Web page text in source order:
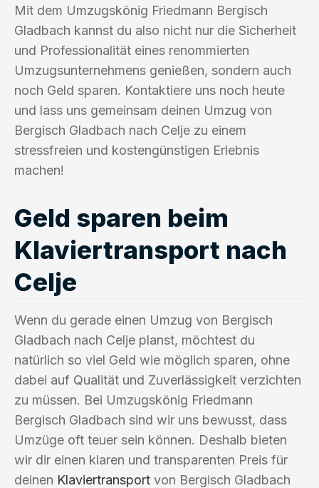
Mit dem Umzugskönig Friedmann Bergisch
Gladbach kannst du also nicht nur die Sicherheit
und Professionalität eines renommierten
Umzugsunternehmens genießen, sondern auch
noch Geld sparen. Kontaktiere uns noch heute
und lass uns gemeinsam deinen Umzug von
Bergisch Gladbach nach Celje zu einem
stressfreien und kostengünstigen Erlebnis
machen!
Geld sparen beim
Klaviertransport nach
Celje
Wenn du gerade einen Umzug von Bergisch
Gladbach nach Celje planst, möchtest du
natürlich so viel Geld wie möglich sparen, ohne
dabei auf Qualität und Zuverlässigkeit verzichten
zu müssen. Bei Umzugskönig Friedmann
Bergisch Gladbach sind wir uns bewusst, dass
Umzüge oft teuer sein können. Deshalb bieten
wir dir einen klaren und transparenten Preis für
deinen Klaviertransport von Bergisch Gladbach